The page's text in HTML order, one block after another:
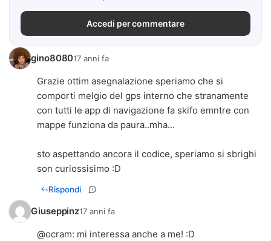
Accedi per commentare
gino808017 anni fa
Grazie ottim asegnalazione speriamo che si
comporti melgio del gps interno che stranamente
con tutti le app di navigazione fa skifo emntre con
mappe funziona da paura..mha...
sto aspettando ancora il codice, speriamo si sbrighi
son curiossisimo :D
Rispondi
Giuseppinz17 anni fa
@ocram: mi interessa anche a me! :D